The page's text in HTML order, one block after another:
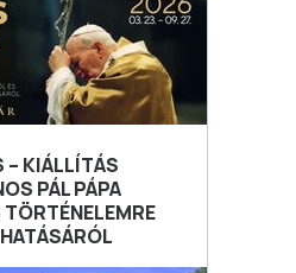
– KIÁLLÍTÁS
PÁL PÁPA
TÖRTÉNELEMRE